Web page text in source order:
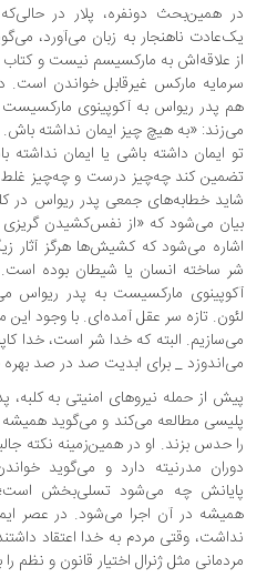
همین‌بحث دونفره، پلار در حالی‌که
ناهنجار به زبان می‌آورد، می‌گوید
علاقه‌اش به مارکسیسم نیست و کتاب مقدس
پدر ریواس به آکوپینوی مارکسیست که در
«به هیچ چیز ایمان نداشته باش. چه
ایمان داشته باشی یا ایمان نداشته
کند چه‌چیز درست و چه‌چیز غلط
خطابه‌های جمعی پدر ریواس در کلبه
می‌شود که «از نفس‌کشیدن گریزی
می‌شود که کشیش‌ها هرگز آثار زیگموند
ساخته انسان یا شیطان بوده است. با
مارکسیست به پدر ریواس
تازه سر عقل آمده‌ای. با وجود این ما
البته که خدا شر است، خدا
_ برای ابدیت صد در صد بهره طلب
از حمله نیروهای امنیتی به کلبه، پدر
مطالعه می‌کند و می‌گوید همیشه
حدس بزند. او در همین‌زمینه نکته جالبی
مدرنیته دارد و می‌گوید خواندن
چه می‌شود تسلی‌بخش است؛
در آن اجرا می‌شود. در عصر ایمان
وقتی مردم به خدا اعتقاد داشتند او تنها
مثل ژنرال اختیار قانون و نظم را به